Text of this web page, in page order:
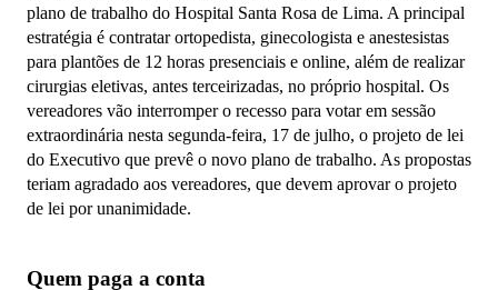
plano de trabalho do Hospital Santa Rosa de Lima. A principal
estratégia é contratar ortopedista, ginecologista e anestesistas
para plantões de 12 horas presenciais e online, além de realizar
cirurgias eletivas, antes terceirizadas, no próprio hospital. Os
vereadores vão interromper o recesso para votar em sessão
extraordinária nesta segunda-feira, 17 de julho, o projeto de lei
do Executivo que prevê o novo plano de trabalho. As propostas
teriam agradado aos vereadores, que devem aprovar o projeto
de lei por unanimidade.
Quem paga a conta